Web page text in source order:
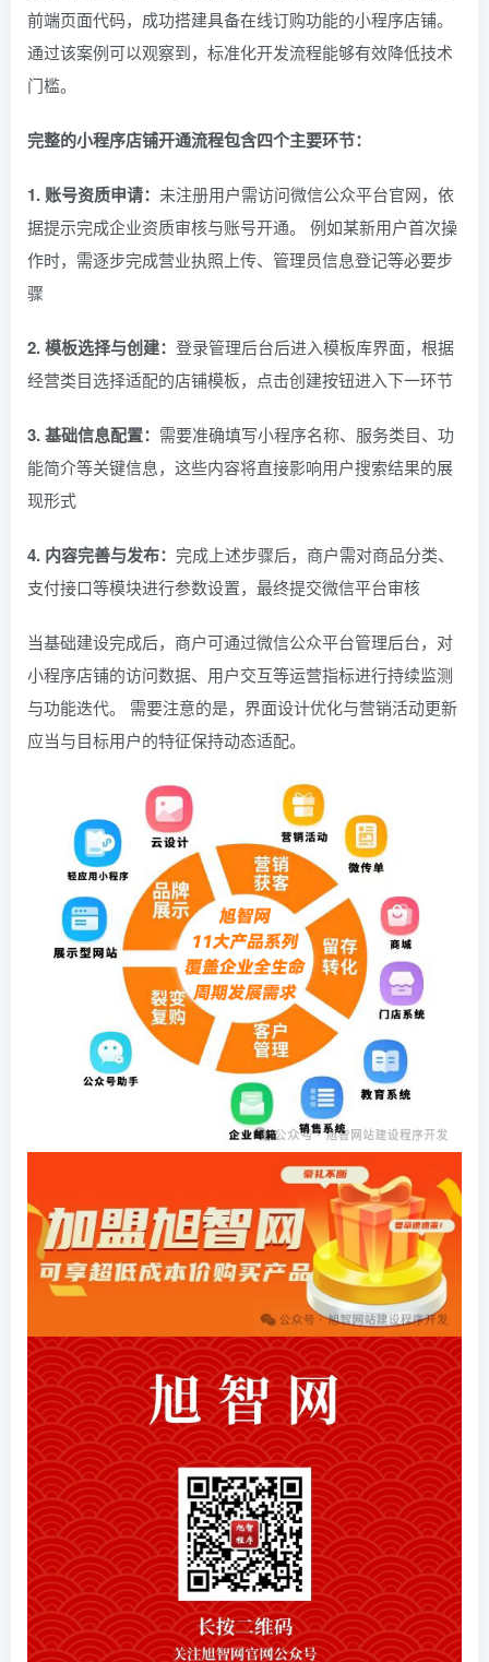
前端页面代码，成功搭建具备在线订购功能的小程序店铺。
通过该案例可以观察到，标准化开发流程能够有效降低技术
门槛。
完整的小程序店铺开通流程包含四个主要环节：
1. 账号资质申请： 未注册用户需访问微信公众平台官网，依
据提示完成企业资质审核与账号开通。 例如某新用户首次操
作时，需逐步完成营业执照上传、管理员信息登记等必要步
骤
2. 模板选择与创建： 登录管理后台后进入模板库界面，根据
经营类目选择适配的店铺模板，点击创建按钮进入下一环节
3. 基础信息配置： 需要准确填写小程序名称、服务类目、功
能简介等关键信息，这些内容将直接影响用户搜索结果的展
现形式
4. 内容完善与发布： 完成上述步骤后，商户需对商品分类、
支付接口等模块进行参数设置，最终提交微信平台审核
当基础建设完成后，商户可通过微信公众平台管理后台，对
小程序店铺的访问数据、用户交互等运营指标进行持续监测
与功能迭代。 需要注意的是，界面设计优化与营销活动更新
应当与目标用户的特征保持动态适配。